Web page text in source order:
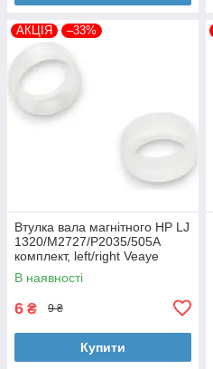
АКЦІЯ –33%
Втулка вала магнітного HP LJ
1320/M2727/P2035/505A
комплект, left/right Veaye
(BSHMR-505U-VE)
В наявності
6 ₴ 9 ₴
Купити